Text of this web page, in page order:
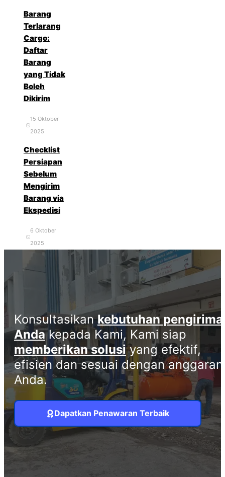
Barang
Terlarang
Cargo:
Daftar
Barang
yang Tidak
Boleh
Dikirim
15 Oktober
2025
Checklist
Persiapan
Sebelum
Mengirim
Barang via
Ekspedisi
6 Oktober
2025
Konsultasikankebutuhan
Andakepada Kami, Kami siap
memberikan solusiyang efektif,
efisien dan sesuai dengan anggaran
Anda.
Dapatkan Penawaran Terbaik